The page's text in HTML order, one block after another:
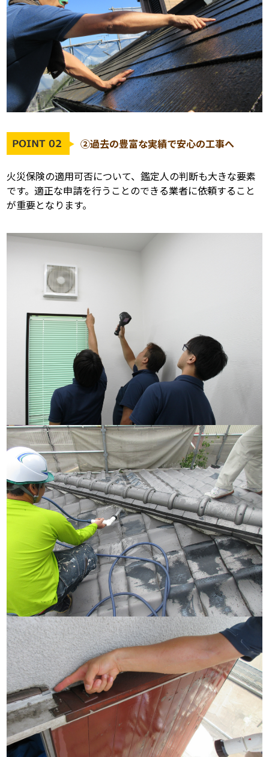
②過去の豊富な実績で安心の工事へ
火災保険の適用可否について、鑑定人の判断も大きな要素
です。適正な申請を行うことのできる業者に依頼すること
が重要となります。